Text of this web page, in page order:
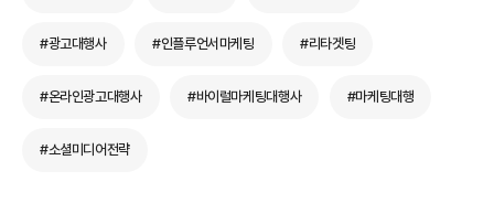
#광고대행사 #인플루언서마케팅 #리타겟팅
#온라인광고대행사 #바이럴마케팅대행사 #마케팅대행
#소셜미디어전략